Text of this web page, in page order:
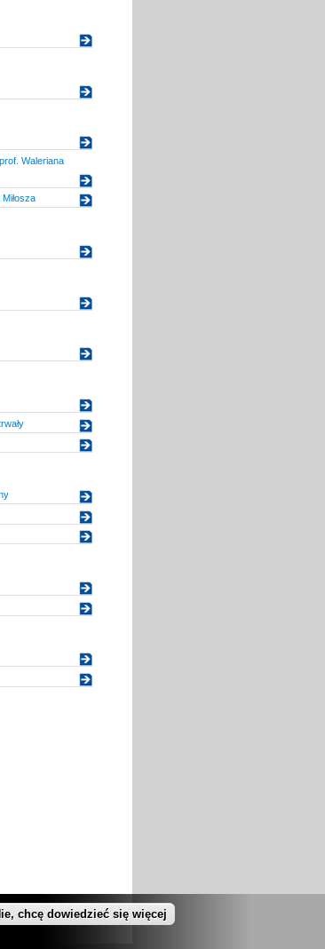
Waleriana
chcę dowiedzieć się więcej